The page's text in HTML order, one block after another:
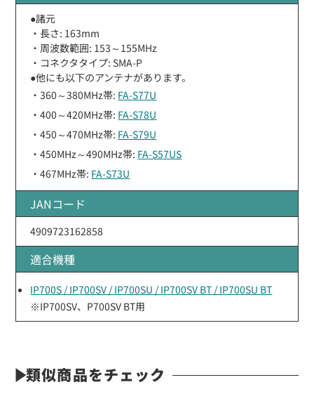
●諸元
・長さ: 163mm
・周波数範囲: 153～155MHz
・コネクタタイプ: SMA-P
●他にも以下のアンテナがあります。
・360～380MHz帯: FA-S77U
・400～420MHz帯: FA-S78U
・450～470MHz帯: FA-S79U
・450MHz～490MHz帯: FA-S57US
・467MHz帯: FA-S73U
JANコード
4909723162858
適合機種
IP700S / IP700SV / IP700SU / IP700SV BT / IP700SU BT
※IP700SV、P700SV BT用
類似商品をチェック